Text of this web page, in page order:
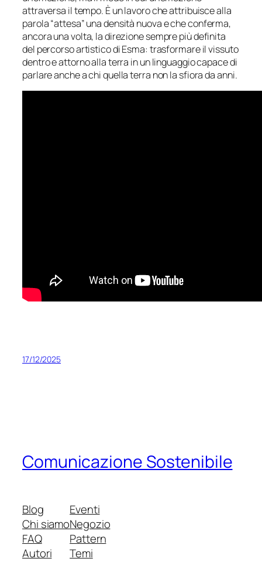
attraversa il tempo. È un lavoro che attribuisce alla
parola “attesa” una densità nuova e che conferma,
ancora una volta, la direzione sempre più definita
del percorso artistico di Esma: trasformare il vissuto
dentro e attorno alla terra in un linguaggio capace di
parlare anche a chi quella terra non la sfiora da anni.
17/12/2025
Comunicazione Sostenibile
Blog
Chi siamo
FAQ
Autori
Eventi
Negozio
Pattern
Temi